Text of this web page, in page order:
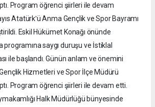
Program öğrenci şiirleri ile devam
Atatürkʹü Anma Gençlik ve Spor Bayramı
Eskil Hükümet Konağı önünde
saygı duruşu ve İstiklal
ile başlandı. Günün anlam ve önemini
Hizmetleri ve Spor İlçe Müdürü
Program öğrenci şiirleri ile devam etti.
Halk Müdürlüğü bünyesinde